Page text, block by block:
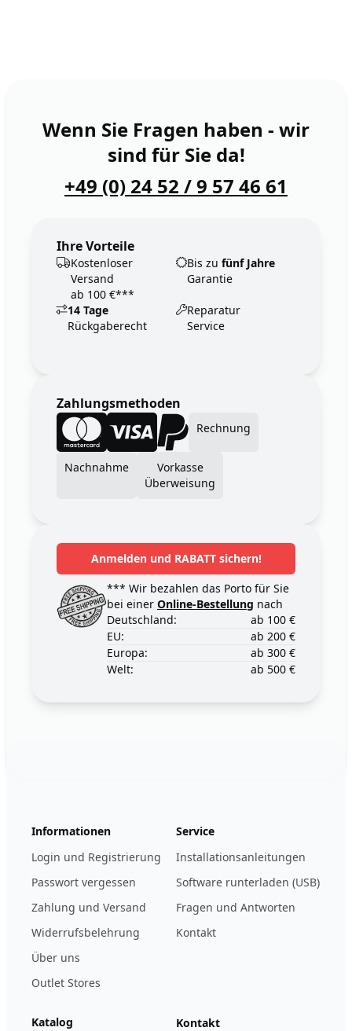
Wenn Sie Fragen haben - wir
sind für Sie da!
+49 (0) 24 52 / 9 57 46 61
Ihre Vorteile
Kostenloser
Versand
ab 100 €***
Bis zu fünf Jahre
Garantie
14 Tage
Rückgaberecht
Reparatur
Service
Zahlungsmethoden
Rechnung
Nachnahme
Vorkasse
Überweisung
Anmelden und RABATT sichern!
*** Wir bezahlen das Porto für Sie
bei einer Online-Bestellung nach
Deutschland:
ab 100 €
EU:
ab 200 €
Europa:
ab 300 €
Welt:
ab 500 €
Informationen
Login und Registrierung
Passwort vergessen
Zahlung und Versand
Widerrufsbelehrung
Über uns
Outlet Stores
Service
Installationsanleitungen
Software runterladen (USB)
Fragen und Antworten
Kontakt
Katalog
Kontakt